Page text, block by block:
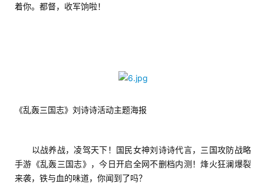
0
接
海
着你。都督，收军饷啦！
《乱轰三国志》刘诗诗活动主题海报
以战养战，凌驾天下！国民女神刘诗诗代言，三国攻防战略
手游《乱轰三国志》，今日开启全网不删档内测！烽火狂澜爆裂
来袭，铁与血的味道，你闻到了吗？